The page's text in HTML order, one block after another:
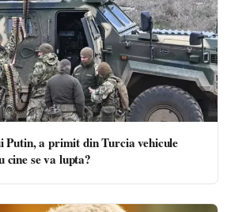
Putin, a primit din Turcia vehicule
cine se va lupta?